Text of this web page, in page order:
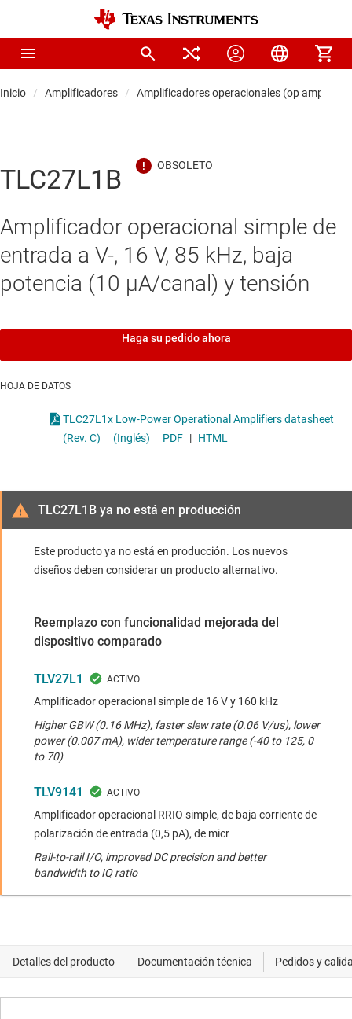
Inicio Amplificadores Amplificadores operacionales (op amps)
TLC27L1B
Amplificador operacional simple de
entrada a V-, 16 V, 85 kHz, baja
potencia (10 μA/canal) y tensión
Haga su pedido ahora
HOJA DE DATOS
TLC27L1x Low-Power Operational Amplifiers datasheet
(Rev. C)
(Inglés) PDF | HTML
TLC27L1B ya no está en producción
Este producto ya no está en producción. Los nuevos
diseños deben considerar un producto alternativo.
Reemplazo con funcionalidad mejorada del
dispositivo comparado
TLV27L1
Amplificador operacional simple de 16 V y 160 kHz
Higher GBW (0.16 MHz), faster slew rate (0.06 V/us), lower
power (0.007 mA), wider temperature range (-40 to 125, 0
to 70)
TLV9141
Amplificador operacional RRIO simple, de baja corriente de
polarización de entrada (0,5 pA), de micr
Rail-to-rail I/O, improved DC precision and better
bandwidth to IQ ratio